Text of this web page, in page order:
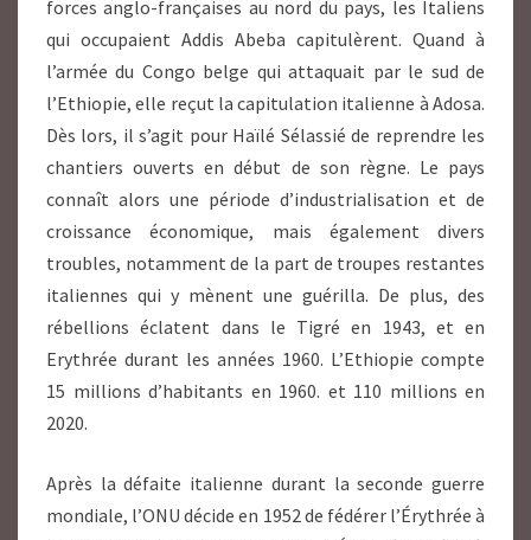
forces anglo-françaises au nord du pays, les Italiens
qui occupaient Addis Abeba capitulèrent. Quand à
l’armée du Congo belge qui attaquait par le sud de
l’Ethiopie, elle reçut la capitulation italienne à Adosa.
Dès lors, il s’agit pour Haïlé Sélassié de reprendre les
chantiers ouverts en début de son règne. Le pays
connaît alors une période d’industrialisation et de
croissance économique, mais également divers
troubles, notamment de la part de troupes restantes
italiennes qui y mènent une guérilla. De plus, des
rébellions éclatent dans le Tigré en 1943, et en
Erythrée durant les années 1960. L’Ethiopie compte
15 millions d’habitants en 1960. et 110 millions en
2020.
Après la défaite italienne durant la seconde guerre
mondiale, l’ONU décide en 1952 de fédérer l’Érythrée à